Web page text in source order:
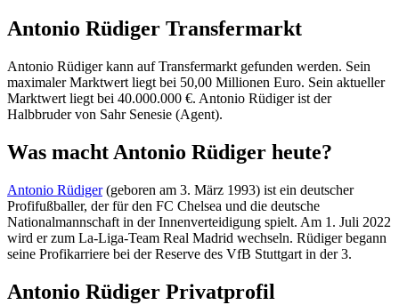
Antonio Rüdiger Transfermarkt
Antonio Rüdiger kann auf Transfermarkt gefunden werden. Sein
maximaler Marktwert liegt bei 50,00 Millionen Euro. Sein aktueller
Marktwert liegt bei 40.000.000 €. Antonio Rüdiger ist der
Halbbruder von Sahr Senesie (Agent).
Was macht Antonio Rüdiger heute?
Antonio Rüdiger(geboren am 3. März 1993) ist ein deutscher
Profifußballer, der für den FC Chelsea und die deutsche
Nationalmannschaft in der Innenverteidigung spielt. Am 1. Juli 2022
wird er zum La-Liga-Team Real Madrid wechseln. Rüdiger begann
seine Profikarriere bei der Reserve des VfB Stuttgart in der 3.
Antonio Rüdiger Privatprofil